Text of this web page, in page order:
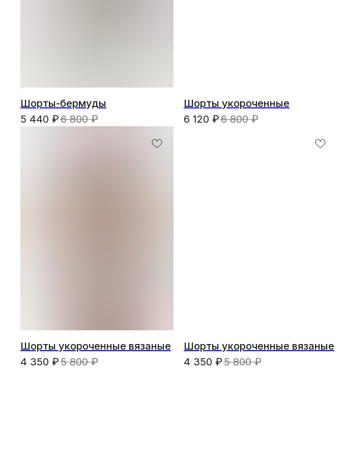
Шорты-бермуды
5 440 ₽6 800 ₽
Шорты укороченные
6 120 ₽6 800 ₽
Шорты укороченные вязаные
4 350 ₽5 800 ₽
Шорты укороченные вязаные
4 350 ₽5 800 ₽